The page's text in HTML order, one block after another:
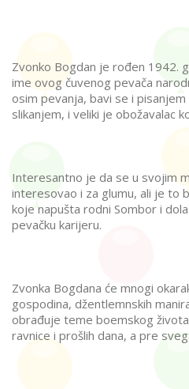
Zvonko Bogdan je rođen 1942.
ime ovog čuvenog pevača
osim pevanja, bavi se i
slikanjem, i veliki je obožavalac
Interesantno je da se u svojim
interesovao i za glumu, ali je to
koje napušta rodni Sombor i
pevačku karijeru.
Zvonka Bogdana će mnogi
gospodina, džentlemnskih
obrađuje teme boemskog
ravnice i prošlih dana, a pre